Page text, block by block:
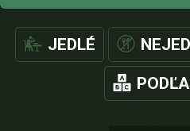
JEDLÉ